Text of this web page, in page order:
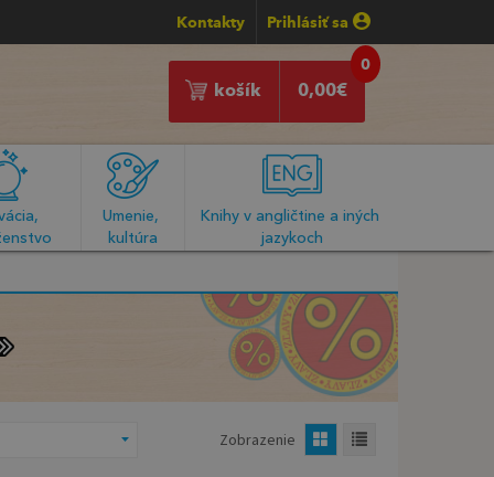
Kontakty Prihlásiť sa
0
0,00€
košík
Umenie,
kultúra
Knihy v angličtine a iných
jazykoch
Zobrazenie